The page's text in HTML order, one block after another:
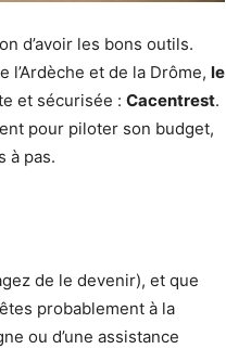
d’avoir les bons outils.
l’Ardèche et de la Drôme, le
et sécurisée : Cacentrest.
pour piloter son budget,
à pas.
de le devenir), et que
probablement à la
ou d’une assistance